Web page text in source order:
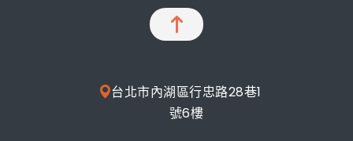
台北市內湖區行忠路28巷1
號6樓